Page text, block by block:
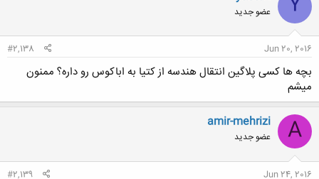
عضو جدید
Jun 20, 2016
#2,138
بچه ها کسی پلاگین انتقال هندسه از کتیا به اباکوس رو داره؟ ممنون
میشم
A
amir-mehrizi
عضو جدید
Jun 24, 2016
#2,139